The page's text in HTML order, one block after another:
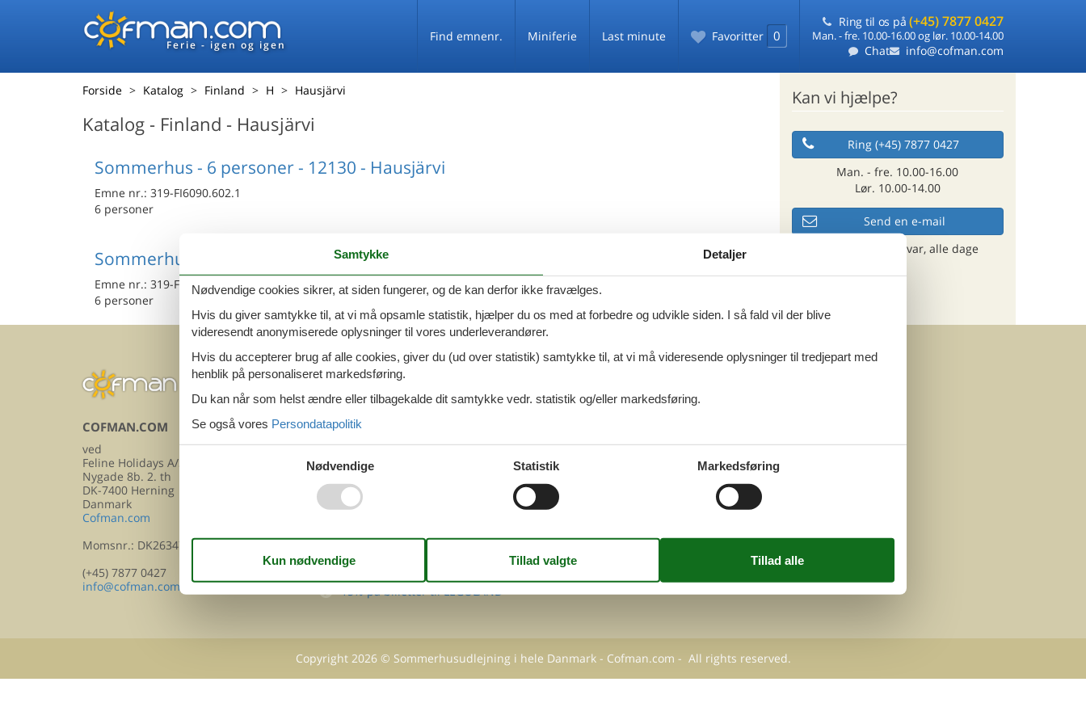
Ferie - igen og igen
Find emnenr. Miniferie Last minute Favoritter 0
Ring til os på (+45) 7877 0427
Man. - fre. 10.00-16.00 og lør. 10.00-14.00
Chat info@cofman.com
Forside Katalog Finland H Hausjärvi
Katalog - Finland - Hausjärvi
Sommerhus - 6 personer - 12130 - Hausjärvi
Emne nr.: 319-FI6090.602.1
6 personer
Sommerhus - 6 personer - 12130 - Hausjärvi
Emne nr.: 319-FI6090.604.1
6 personer
Kan vi hjælpe?
Ring (+45) 7877 0427
Man. - fre. 10.00-16.00
Lør. 10.00-14.00
Send en e-mail
og få et hurtigt svar, alle dage
COFMAN.COM
ved
Feline Holidays A/S
Nygade 8b. 2. th
DK-7400 Herning
Danmark
Cofman.com
Momsnr.: DK26347688
(+45) 7877 0427
info@cofman.com
INFORMATION
Kontakt
FAQ
Om Cofman
Cookies
Blog
15% på billetter til LEGOLAND
Facebook Instagram
Copyright 2026© Sommerhusudlejning i hele Danmark - Cofman.com - All rights reserved.
Samtykke Detaljer
Nødvendige cookies sikrer, at siden fungerer, og de kan derfor ikke fravælges.
Hvis du giver samtykke til, at vi må opsamle statistik, hjælper du os med at forbedre og udvikle siden. I så fald vil der blive
videresendt anonymiserede oplysninger til vores underleverandører.
Hvis du accepterer brug af alle cookies, giver du (ud over statistik) samtykke til, at vi må videresende oplysninger til tredjepart med
henblik på personaliseret markedsføring.
Du kan når som helst ændre eller tilbagekalde dit samtykke vedr. statistik og/eller markedsføring.
Se også vores Persondatapolitik
Nødvendige Statistik Markedsføring